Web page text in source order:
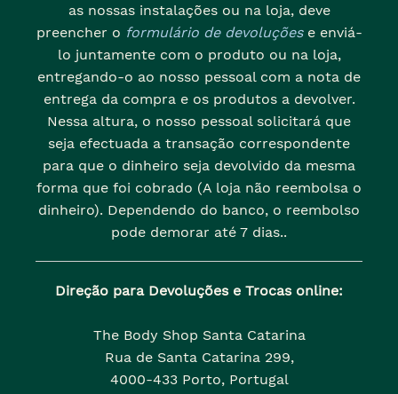
as nossas instalações ou na loja, deve
preencher o formulário de devoluçõese enviá-
lo juntamente com o produto ou na loja,
entregando-o ao nosso pessoal com a nota de
entrega da compra e os produtos a devolver.
Nessa altura, o nosso pessoal solicitará que
seja efectuada a transação correspondente
para que o dinheiro seja devolvido da mesma
forma que foi cobrado (A loja não reembolsa o
dinheiro). Dependendo do banco, o reembolso
pode demorar até 7 dias..
Direção para Devoluções e Trocas online:
The Body Shop Santa Catarina
Rua de Santa Catarina 299,
4000-433 Porto, Portugal